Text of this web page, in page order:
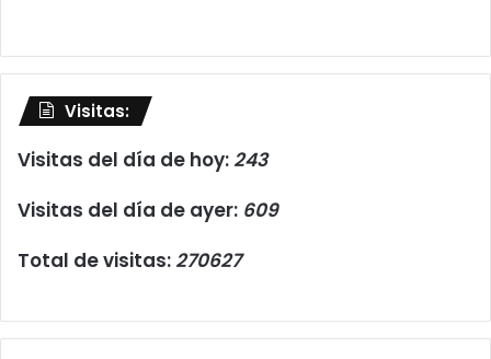
Visitas:
Visitas del día de hoy: 243
Visitas del día de ayer: 609
Total de visitas: 270627